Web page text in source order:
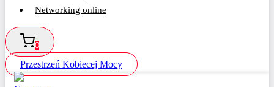
Networking online
0
Przestrzeń Kobiecej Mocy